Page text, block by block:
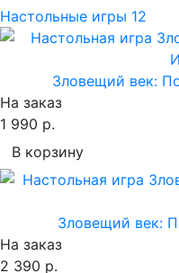
Настольные игры 12
Зловещий век:
На заказ
1 990 р.
В корзину
Зловещий век:
На заказ
2 390 р.